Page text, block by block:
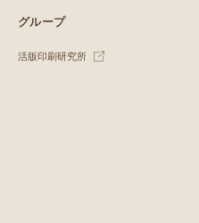
グループ
活版印刷研究所